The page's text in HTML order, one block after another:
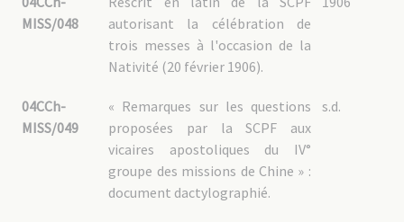
MISS/048
autorisant la célébration de
trois messes à l'occasion de la
Nativité (20 février 1906).
04CCh-
MISS/049
s.d.
« Remarques sur les questions
proposées par la SCPF aux
vicaires apostoliques du IV°
groupe des missions de Chine » :
document dactylographié.